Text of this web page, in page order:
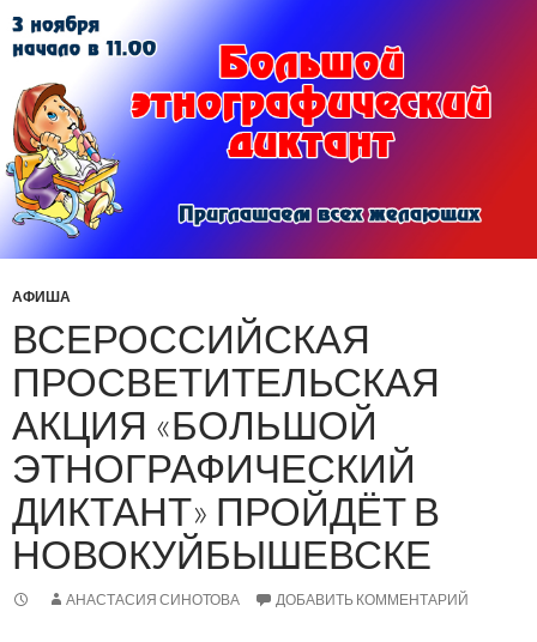
АФИША
ВСЕРОССИЙСКАЯ
ПРОСВЕТИТЕЛЬСКАЯ
АКЦИЯ «БОЛЬШОЙ
ЭТНОГРАФИЧЕСКИЙ
ДИКТАНТ» ПРОЙДЁТ В
НОВОКУЙБЫШЕВСКЕ
АНАСТАСИЯ СИНОТОВА ДОБАВИТЬ КОММЕНТАРИЙ